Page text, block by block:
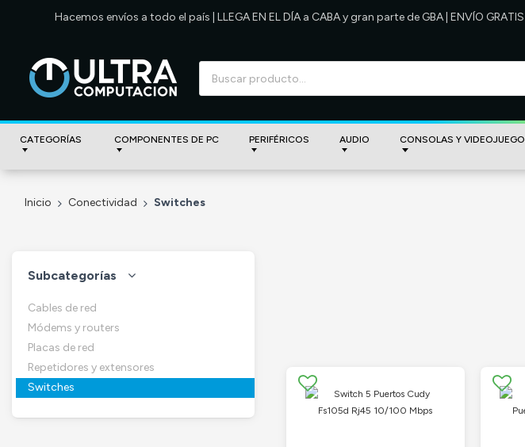
Hacemos envíos a todo el país | LLEGA EN EL DÍA a CABA y gran parte de GBA | ENVÍO
CATEGORÍAS COMPONENTES DE PC PERIFÉRICOS AUDIO CONSOLAS Y
Inicio Conectividad Switches
Subcategorías
Cables de red
Módems y routers
Placas de red
Repetidores y extensores
Switches